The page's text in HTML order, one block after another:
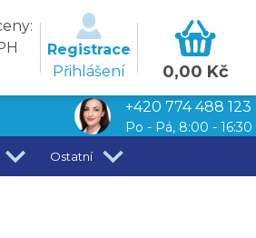
Registrace
Přihlášení
0,00 Kč
+420 774 488 123
Po - Pá, 8:00 - 16:30
Ostatní